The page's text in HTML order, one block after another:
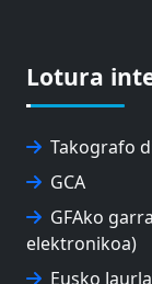
NABIGAZIO
EUSKO
FEVATRANS
FITRANS
GIZLOGA
EUSKAL
BATZORDEA
MONDRAGON
Lotura
Takografo
GCA
GFAko
elektronikoa)
Eusko